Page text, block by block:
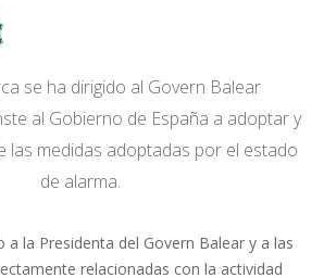
se ha dirigido al Govern Balear
al Gobierno de España a adoptar y
las medidas adoptadas por el estado
de alarma.
a la Presidenta del Govern Balear y a las
relacionadas con la actividad